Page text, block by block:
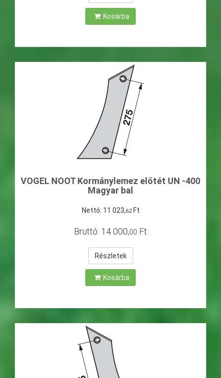
Kosárba
VOGEL NOOT Kormánylemez előtét UN -400
Magyar bal
Nettó: 11 023,62 Ft
Bruttó: 14 000,00 Ft
Részletek
Kosárba